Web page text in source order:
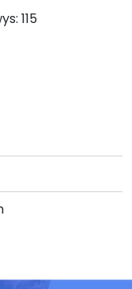
115